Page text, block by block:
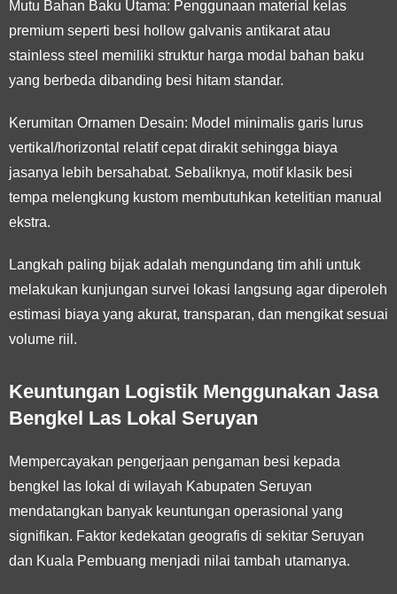
Mutu Bahan Baku Utama: Penggunaan material kelas
premium seperti besi hollow galvanis antikarat atau
stainless steel memiliki struktur harga modal bahan baku
yang berbeda dibanding besi hitam standar.
Kerumitan Ornamen Desain: Model minimalis garis lurus
vertikal/horizontal relatif cepat dirakit sehingga biaya
jasanya lebih bersahabat. Sebaliknya, motif klasik besi
tempa melengkung kustom membutuhkan ketelitian manual
ekstra.
Langkah paling bijak adalah mengundang tim ahli untuk
melakukan kunjungan survei lokasi langsung agar diperoleh
estimasi biaya yang akurat, transparan, dan mengikat sesuai
volume riil.
Keuntungan Logistik Menggunakan Jasa
Bengkel Las Lokal Seruyan
Mempercayakan pengerjaan pengaman besi kepada
bengkel las lokal di wilayah Kabupaten Seruyan
mendatangkan banyak keuntungan operasional yang
signifikan. Faktor kedekatan geografis di sekitar Seruyan
dan Kuala Pembuang menjadi nilai tambah utamanya.